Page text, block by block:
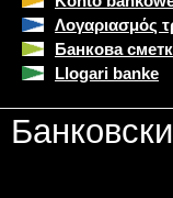
Λογαριασμός
Банкова
Llogari banke